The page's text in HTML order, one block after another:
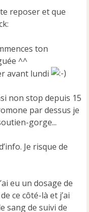
reposer et que
ton
^^
avant lundi
non stop depuis 15
par dessus je
gorge...
Je risque de
eu un dosage de
ce côté-là et j’ai
sang de suivi de